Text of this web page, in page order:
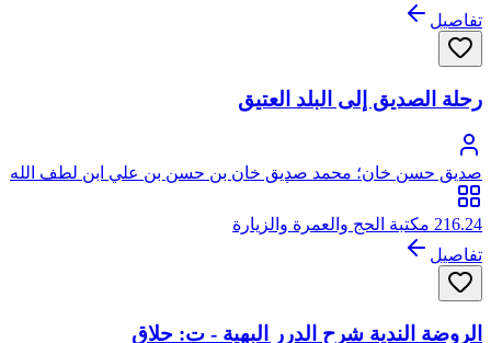
تفاصيل
رحلة الصديق إلى البلد العتيق
صديق حسن خان؛ محمد صديق خان بن حسن بن علي ابن لطف الله
الحسيني البخاري القنوجي، أبو الطيب
216.24 مكتبة الحج والعمرة والزيارة
تفاصيل
الروضة الندية شرح الدرر البهية - ت: حلاق